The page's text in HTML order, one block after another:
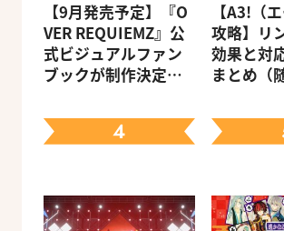
【9月発売予定】『O
VER REQUIEMZ』公
式ビジュアルファン
ブックが制作決定！
る豪華グッズ付き限
定セットも同時発売
【A3!（
攻略】リ
効果と対
まとめ（
4